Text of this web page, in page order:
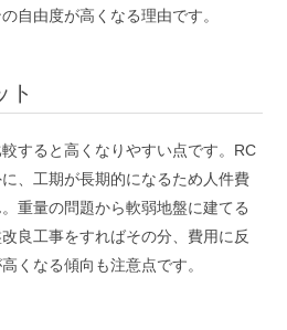
自由度が高くなる理由です。
ト
すると高くなりやすい点です。RC
、工期が長期的になるため人件費
重量の問題から軟弱地盤に建てる
良工事をすればその分、費用に反
くなる傾向も注意点です。